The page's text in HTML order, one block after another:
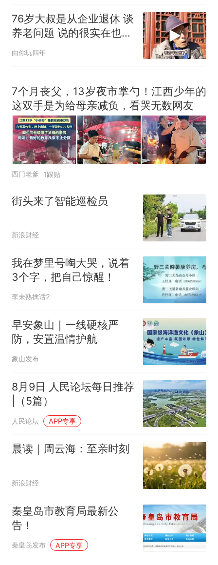
因老师一句“跟我回家”改写了
人生
76岁大叔是从企业退休 谈
养老问题 说的很实在也很
心酸
由你玩四年
7个月丧父，13岁夜市掌勺！江西少年的
这双手是为给母亲减负，看哭无数网友
西门老爹 1跟贴
街头来了智能巡检员
新浪财经
我在梦里号啕大哭，说着
3个字，把自己惊醒！
李未熟擒话2
早安象山｜一线硬核严
防，安置温情护航
象山发布
8月9日 人民论坛每日推荐
|（5篇）
人民论坛 APP专享
晨读｜周云海：至亲时刻
新浪财经
秦皇岛市教育局最新公
告！
秦皇岛发布 APP专享